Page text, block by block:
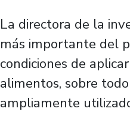
La directora de la
más importante del
condiciones de
alimentos, sobre
ampliamente